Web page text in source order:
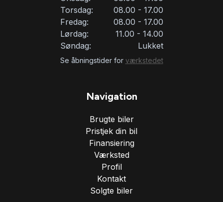
Torsdag:
08.00 - 17.00
Fredag:
08.00 - 17.00
Lørdag:
11.00 - 14.00
Søndag:
Lukket
Se åbningstider for værkstedet
Navigation
Brugte biler
Pristjek din bil
Finansiering
Værksted
Profil
Kontakt
Solgte biler